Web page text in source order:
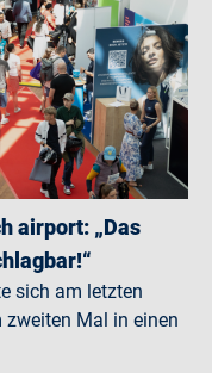
airport: „Das
sich am letzten
zweiten Mal in einen